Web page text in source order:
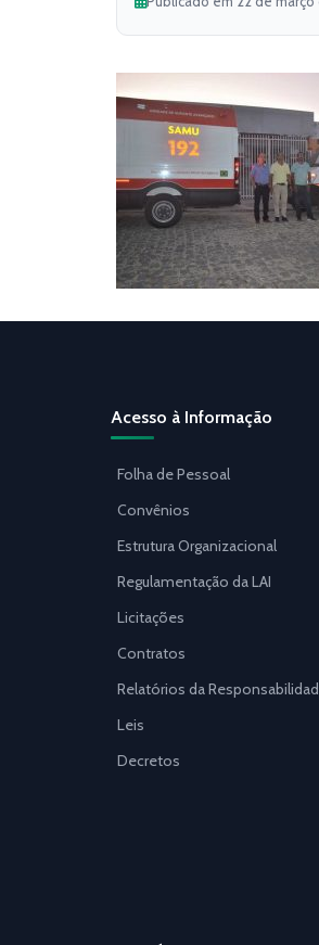
Acesso à Informação
Folha de Pessoal
Convênios
Estrutura Organizacional
Regulamentação da LAI
Licitações
Contratos
Relatórios da
Leis
Decretos